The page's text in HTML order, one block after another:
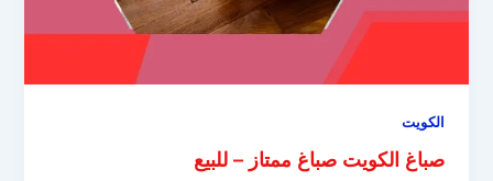
الكويت
صباغ الكويت صباغ ممتاز – للبيع